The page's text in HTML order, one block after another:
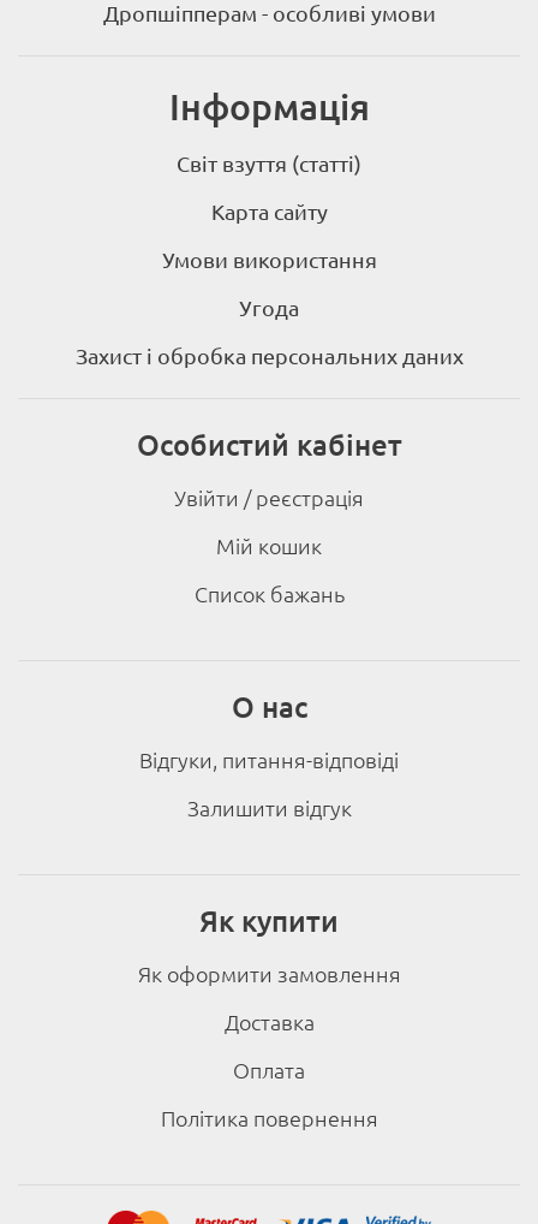
Дропшіпперам - особливі умови
Інформація
Світ взуття (статті)
Карта сайту
Умови використання
Угода
Захист і обробка персональних даних
Особистий кабінет
Увійти / реєстрація
Мій кошик
Список бажань
О нас
Відгуки, питання-відповіді
Залишити відгук
Як купити
Як оформити замовлення
Доставка
Оплата
Політика повернення